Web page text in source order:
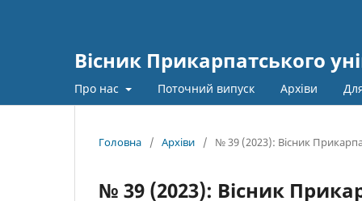
Вісник Прикарпатського
Про нас Поточний випуск Архіви
Головна / Архіви / № 39 (2023): Вісник
№ 39 (2023): Вісник